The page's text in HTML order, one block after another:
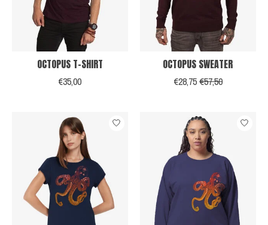
OCTOPUS T-SHIRT
€35,00
OCTOPUS SWEATER
€28,75€57,50